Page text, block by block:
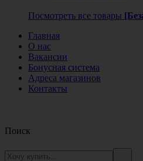
Посмотреть все товары
Главная
О нас
Вакансии
Бонусная система
Адреса магазинов
Контакты
Поиск